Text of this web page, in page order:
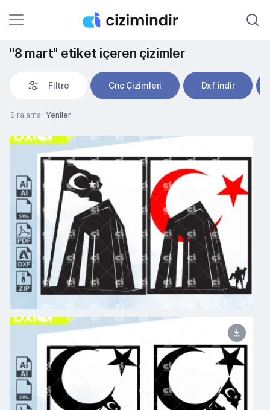
"8 mart" etiket içeren çizimler
Filtre Cnc Çizimleri Dxf indir
Sıralama Yeniler